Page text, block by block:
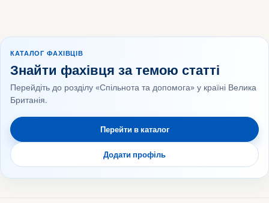
КАТАЛОГ ФАХІВЦІВ
Знайти фахівця за темою статті
Перейдіть до розділу «Спільнота та допомога» у країні Велика
Британія.
Перейти в каталог
Додати профіль